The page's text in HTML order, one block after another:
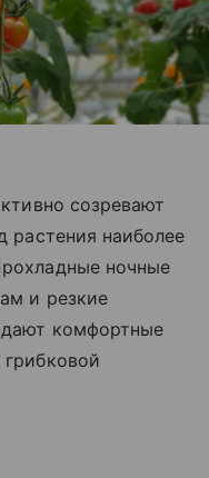
созревают
растения наиболее
ночные
и резкие
комфортные